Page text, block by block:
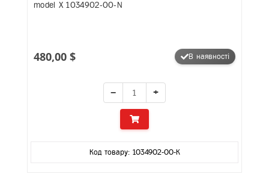
model X 1034902-00-N
480,00 $ В наявності
− +
Код товару: 1034902-00-K